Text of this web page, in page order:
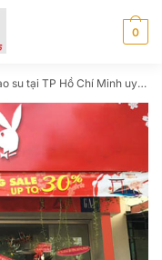
0
tại TP Hồ Chí Minh uy tín nhất